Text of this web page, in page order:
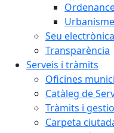
Urbanisme
Seu electrònica
Transparència
Serveis i tràmits
Oficines
Catàleg de
Tràmits i
Carpeta